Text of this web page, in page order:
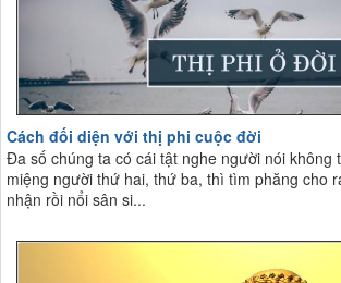
Cách đối diện với thị phi cuộc đời
Đa số chúng ta có cái tật nghe người nói không
miệng người thứ hai, thứ ba, thì tìm phăng cho
nhận rồi nổi sân si...